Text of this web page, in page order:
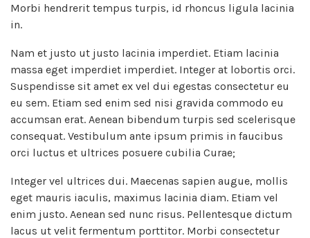
Morbi hendrerit tempus turpis, id rhoncus ligula lacinia
in.
Nam et justo ut justo lacinia imperdiet. Etiam lacinia
massa eget imperdiet imperdiet. Integer at lobortis orci.
Suspendisse sit amet ex vel dui egestas consectetur eu
eu sem. Etiam sed enim sed nisi gravida commodo eu
accumsan erat. Aenean bibendum turpis sed scelerisque
consequat. Vestibulum ante ipsum primis in faucibus
orci luctus et ultrices posuere cubilia Curae;
Integer vel ultrices dui. Maecenas sapien augue, mollis
eget mauris iaculis, maximus lacinia diam. Etiam vel
enim justo. Aenean sed nunc risus. Pellentesque dictum
lacus ut velit fermentum porttitor. Morbi consectetur